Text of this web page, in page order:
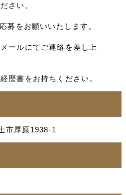
さい。
募をお願いいたします。
ールにてご連絡を差し上
歴書をお持ちください。
市厚原1938-1